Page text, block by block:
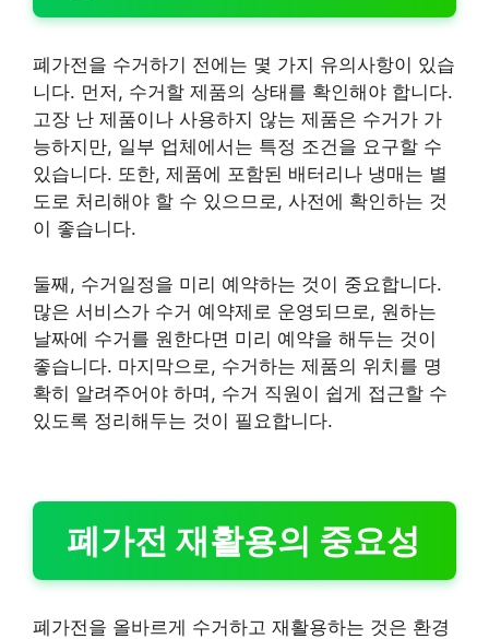
폐가전을 수거하기 전에는 몇 가지 유의사항이 있습
니다. 먼저, 수거할 제품의 상태를 확인해야 합니다.
고장 난 제품이나 사용하지 않는 제품은 수거가 가
능하지만, 일부 업체에서는 특정 조건을 요구할 수
있습니다. 또한, 제품에 포함된 배터리나 냉매는 별
도로 처리해야 할 수 있으므로, 사전에 확인하는 것
이 좋습니다.
둘째, 수거일정을 미리 예약하는 것이 중요합니다.
많은 서비스가 수거 예약제로 운영되므로, 원하는
날짜에 수거를 원한다면 미리 예약을 해두는 것이
좋습니다. 마지막으로, 수거하는 제품의 위치를 명
확히 알려주어야 하며, 수거 직원이 쉽게 접근할 수
있도록 정리해두는 것이 필요합니다.
폐가전 재활용의 중요성
폐가전을 올바르게 수거하고 재활용하는 것은 환경